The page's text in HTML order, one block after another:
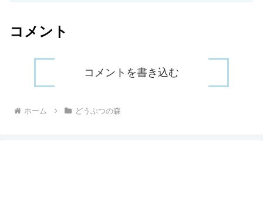
コメント
コメントを書き込む
ホーム どうぶつの森